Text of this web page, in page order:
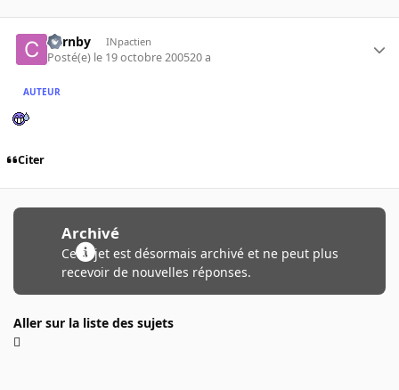
Carnby INpactien
Posté(e) le 19 octobre 200520 a
AUTEUR
Citer
Archivé
Ce sujet est désormais archivé et ne peut plus
recevoir de nouvelles réponses.
Aller sur la liste des sujets